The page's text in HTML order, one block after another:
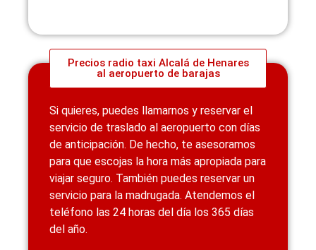
Precios radio taxi Alcalá de Henares
al aeropuerto de barajas
Si quieres, puedes llamarnos y reservar el
servicio de traslado al aeropuerto con días
de anticipación. De hecho, te asesoramos
para que escojas la hora más apropiada para
viajar seguro. También puedes reservar un
servicio para la madrugada. Atendemos el
teléfono las 24 horas del día los 365 días
del año.